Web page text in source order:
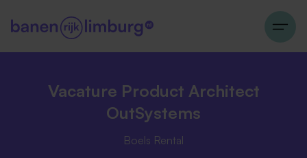
Vacature Product Architect
OutSystems
Boels Rental